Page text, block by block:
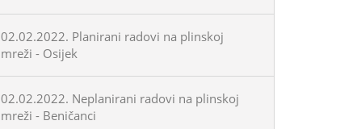
02.02.2022. Planirani radovi na plinskoj
mreži - Osijek
02.02.2022. Neplanirani radovi na plinskoj
mreži - Beničanci